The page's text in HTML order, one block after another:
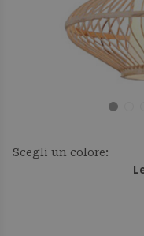
Scegli un colore: